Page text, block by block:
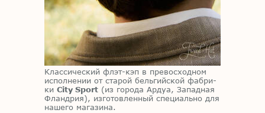
Клас­си­че­ский флэт-кэп в пре­вос­ход­ном
ис­пол­не­нии от ста­рой бель­гий­ской фаб­ри­
ки City Sport (из го­ро­да Ар­дуа, За­пад­ная
Фланд­рия), из­го­тов­лен­ный спе­ци­аль­но для
на­ше­го ма­га­зи­на.